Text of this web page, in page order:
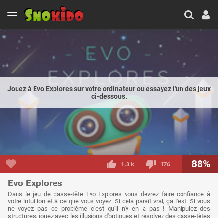
Jouez à Evo Explores sur votre ordinateur ou essayez l'un des jeux
ci-dessous.
1.3 k 176 88%
Evo Explores
Dans le jeu de casse-tête Evo Explores vous devrez faire confiance à
votre intuition et à ce que vous voyez. Si cela paraît vrai, ça l'est. Si vous
ne voyez pas de problème c'est qu'il n'y en a pas ! Manipulez des
structures, jouez avec les illusions d'optiques et résolvez des casse-têtes